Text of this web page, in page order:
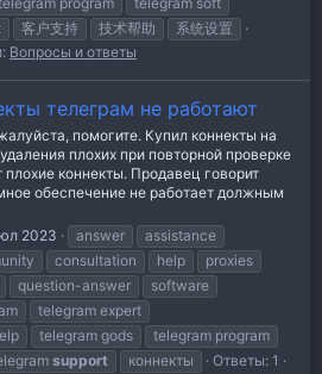
客户支持 技术帮助
系统设置
Вопросы и ответы
телеграм не работают
помогите. Купил коннекты на
плохих при повторной проверке
плохие коннекты. Продавец говорит
обеспечение не работает должным
2023 answer
assistance
consultation help
proxies
question-answer
software
telegram expert
telegram gods
telegram program
support коннекты
Ответы: 1